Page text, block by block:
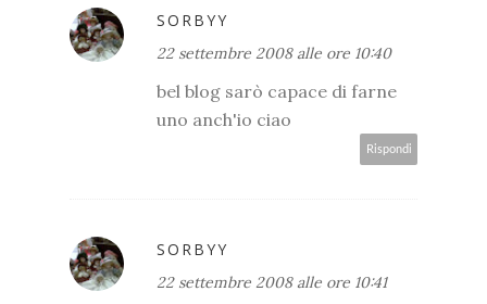
SORBYY
22 settembre 2008 alle ore 10:40
bel blog sarò capace di farne
uno anch'io ciao
Rispondi
SORBYY
22 settembre 2008 alle ore 10:41